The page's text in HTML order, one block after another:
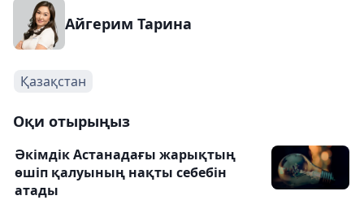
Айгерим Тарина
Қазақстан
Оқи отырыңыз
Әкімдік Астанадағы жарықтың
өшіп қалуының нақты себебін
атады